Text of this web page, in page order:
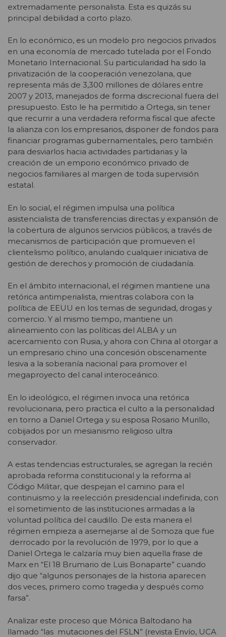
extremadamente personalista. Esta es quizás su
principal debilidad a corto plazo.
En lo económico, es un modelo pro negocios privados
en una economía de mercado tutelada por el Fondo
Monetario Internacional. Su particularidad ha sido la
privatización de la cooperación venezolana, que
representa más de 3,300 millones de dólares entre
2007 y 2013, manejados de forma discrecional fuera del
presupuesto. Esto le ha permitido a Ortega, sin tener
que recurrir a una verdadera reforma fiscal que afecte
la alianza con los empresarios, disponer de fondos para
financiar programas gubernamentales, pero también
para desviarlos hacia actividades partidarias y la
creación de un emporio económico privado de
negocios familiares al margen de toda supervisión
estatal.
En lo social, el régimen impulsa una política
asistencialista de transferencias directas y expansión de
la cobertura de algunos servicios públicos, a través de
mecanismos de participación que promueven el
clientelismo político, anulando cualquier iniciativa de
gestión de derechos y promoción de ciudadanía.
En el ámbito internacional, el régimen mantiene una
retórica antimperialista, mientras colabora con la
política de EEUU en los temas de seguridad, drogas y
comercio. Y al mismo tiempo, mantiene un
alineamiento con las políticas del ALBA y un
acercamiento con Rusia, y ahora con China al otorgar a
un empresario chino una concesión obscenamente
lesiva a la soberanía nacional para promover el
megaproyecto del canal interoceánico.
En lo ideológico, el régimen invoca una retórica
revolucionaria, pero practica el culto a la personalidad
en torno a Daniel Ortega y su esposa Rosario Murillo,
cobijados por un mesianismo religioso ultra
conservador.
A estas tendencias estructurales, se agregan la recién
aprobada reforma constitucional y la reforma al
Código Militar, que despejan el camino para el
continuismo y la reelección presidencial indefinida, con
el sometimiento de las instituciones armadas a la
voluntad política del caudillo. De esta manera el
régimen empieza a asemejarse al de Somoza que fue
derrocado por la revolución de 1979, por lo que a
Daniel Ortega le calzaría muy bien aquella frase de
Marx en “El 18 Brumario de Luis Bonaparte” cuando
dijo que “algunos personajes de la historia aparecen
dos veces, primero como tragedia y después como
farsa”.
Analizar este proceso que Mónica Baltodano ha
llamado “las mutaciones del FSLN” (revista Envío, UCA